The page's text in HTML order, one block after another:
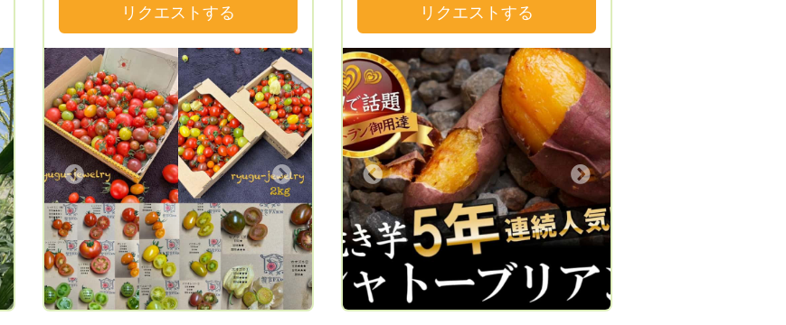
り栄養価・糖度を最大限に引き出し、 ト
マト本来の味を作り上げるようにがんばっ
ております。 宜しくお願い致します。 宮
崎県都農町で美味しい野菜を作ってます♪
⚠️2025期作がようやく出来上がりました♪
昨年は大風10号と線状降水帯によるハウス
内浸水により甚大なる被害を受けました。
定植予定の作物が全て流され再度播種する
事になり3ヶ月以上も収穫に遅れが出てし
まい、龍宮トマトをお待ちのお客様に大変
ご迷惑をお掛けしました💧 ただ、その分
全てやり直し、過去一のトマトが出来たと
自負しております✨✨ 今期はまだまだ完全
修復できていないため、定植本数が少ない
ので出品もなかなか出来ませんが、なるべ
く多くの方へお届け出来るように頑張って
リクエストする
Next
Ｖや雑誌など数々のメディアで話題になっ
た レストランや洋菓子店で長年愛用され
続けています✨ さらには全国の桃好きなフ
ァンの皆様から 「スーパーの安い桃では
なく本物の美味しい桃が食べたい！」
「生産量日本一の山梨の本場の桃を味わっ
てみたい！」 「レストランでしか味わえ
ない極上の桃を自宅で楽しみたい！」 と
の多くのご期待を頂き今では全国津々浦々
の桃好きなファンから注文が殺到しており
ます✨ もっと多くの方に楽しんで頂きた
い！本物の桃を味わって頂きたい！ 当園
の桃がもっと手軽にご自宅で楽しめるよう
心を込めてお届けします☆ スーパーでは
なかなか味わえない濃厚ジューシーな桃は
もちろん 1年でごくわずかしか採れない個
リクエストする
Previous Next